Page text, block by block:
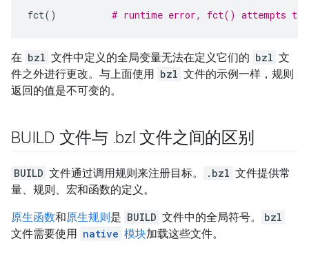
fct() # runtime error, fct() attempts to
在 bzl 文件中定义的全局变量无法在定义它们的 bzl 文
件之外进行更改。与上面使用 bzl 文件的示例一样，规则
返回的值是不可变的。
BUILD 文件与 .bzl 文件之间的区别
BUILD 文件通过调用规则来注册目标。 .bzl 文件提供常
量、规则、宏和函数的定义。
原生函数和原生规则是 BUILD 文件中的全局符号。
bzl
文件需要使用 native 模块加载这些文件。